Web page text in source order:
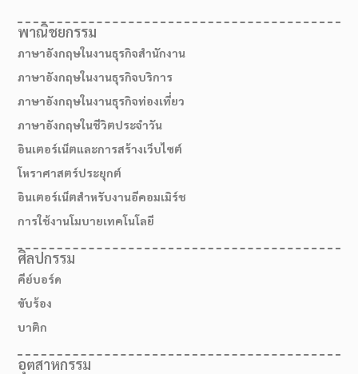
สมัครเรียน
พาณิชยกรรม
ภาษาอังกฤษในงานธุรกิจสำนักงาน
ภาษาอังกฤษในงานธุรกิจบริการ
ภาษาอังกฤษในงานธุรกิจท่องเที่ยว
ภาษาอังกฤษในชีวิตประจำวัน
อินเตอร์เน็ตและการสร้างเว็บไซต์
โหราศาสตร์ประยุกต์
อินเตอร์เน็ตสำหรับงานอีคอมเมิร์ช
การใช้งานโมบายเทคโนโลยี
ศิลปกรรม
คีย์บอร์ด
ขับร้อง
บาติก
อุตสาหกรรม